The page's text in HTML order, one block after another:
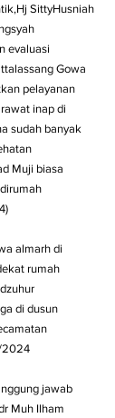
SittyHusniah
evaluasi
Gowa
pelayanan
inap di
sudah banyak
Muji biasa
almarh di
rumah
di dusun
2024
jawab
Muh Ilham